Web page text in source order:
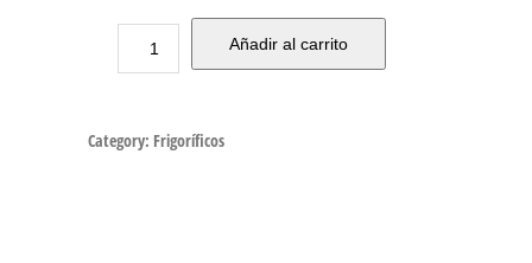
Añadir al carrito
Category: Frigoríficos